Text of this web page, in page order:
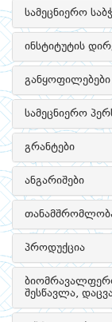
სამეცნიერო
ინსტიტუტის
განყოფილებები
სამეცნიერო
გრანტები
ანგარიშები
პროდუქცია
შესწავლა,